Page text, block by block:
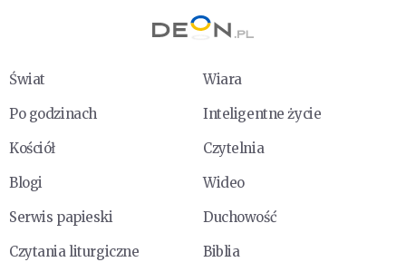
Świat
Wiara
Po godzinach
Inteligentne życie
Kościół
Czytelnia
Blogi
Wideo
Serwis papieski
Duchowość
Czytania liturgiczne
Biblia